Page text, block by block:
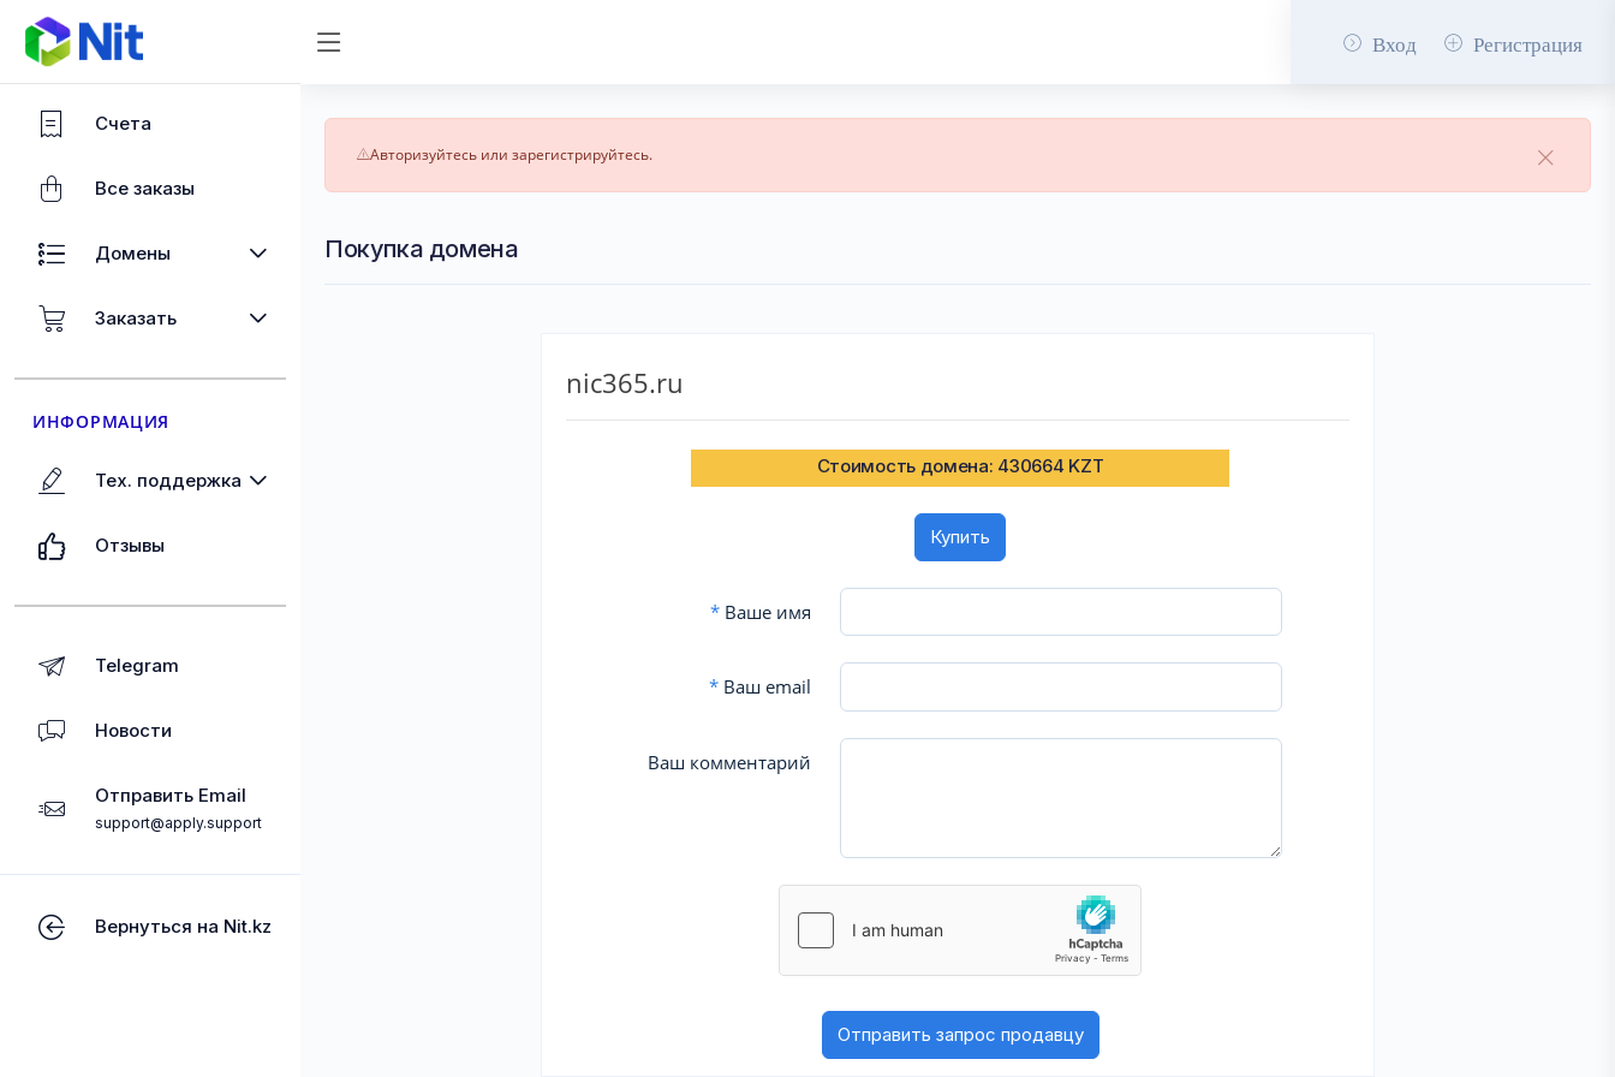
Вход Регистрация
Счета
Все заказы
Домены
Заказать
ИНФОРМАЦИЯ
Тех. поддержка
Отзывы
Telegram
Новости
Отправить Email
support@apply.support
Вернуться на Nit.kz
Авторизуйтесь или зарегистрируйтесь.
Покупка домена
nic365.ru
Стоимость домена: 430664 KZT
Купить
*Ваше имя
*Ваш email
Ваш комментарий